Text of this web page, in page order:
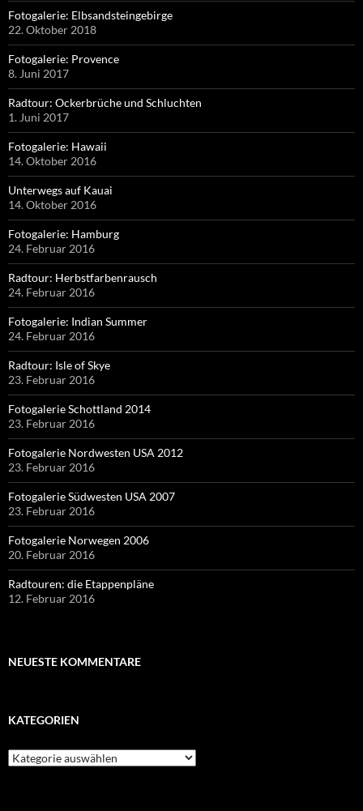
Fotogalerie: Elbsandsteingebirge
22. Oktober 2018
Fotogalerie: Provence
8. Juni 2017
Radtour: Ockerbrüche und Schluchten
1. Juni 2017
Fotogalerie: Hawaii
14. Oktober 2016
Unterwegs auf Kauai
14. Oktober 2016
Fotogalerie: Hamburg
24. Februar 2016
Radtour: Herbstfarbenrausch
24. Februar 2016
Fotogalerie: Indian Summer
24. Februar 2016
Radtour: Isle of Skye
23. Februar 2016
Fotogalerie Schottland 2014
23. Februar 2016
Fotogalerie Nordwesten USA 2012
23. Februar 2016
Fotogalerie Südwesten USA 2007
23. Februar 2016
Fotogalerie Norwegen 2006
20. Februar 2016
Radtouren: die Etappenpläne
12. Februar 2016
NEUESTE KOMMENTARE
KATEGORIEN
Kategorien